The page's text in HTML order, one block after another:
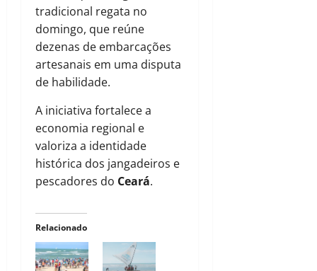
tradicional regata no
domingo, que reúne
dezenas de embarcações
artesanais em uma disputa
de habilidade.
A iniciativa fortalece a
economia regional e
valoriza a identidade
histórica dos jangadeiros e
pescadores do Ceará.
Relacionado